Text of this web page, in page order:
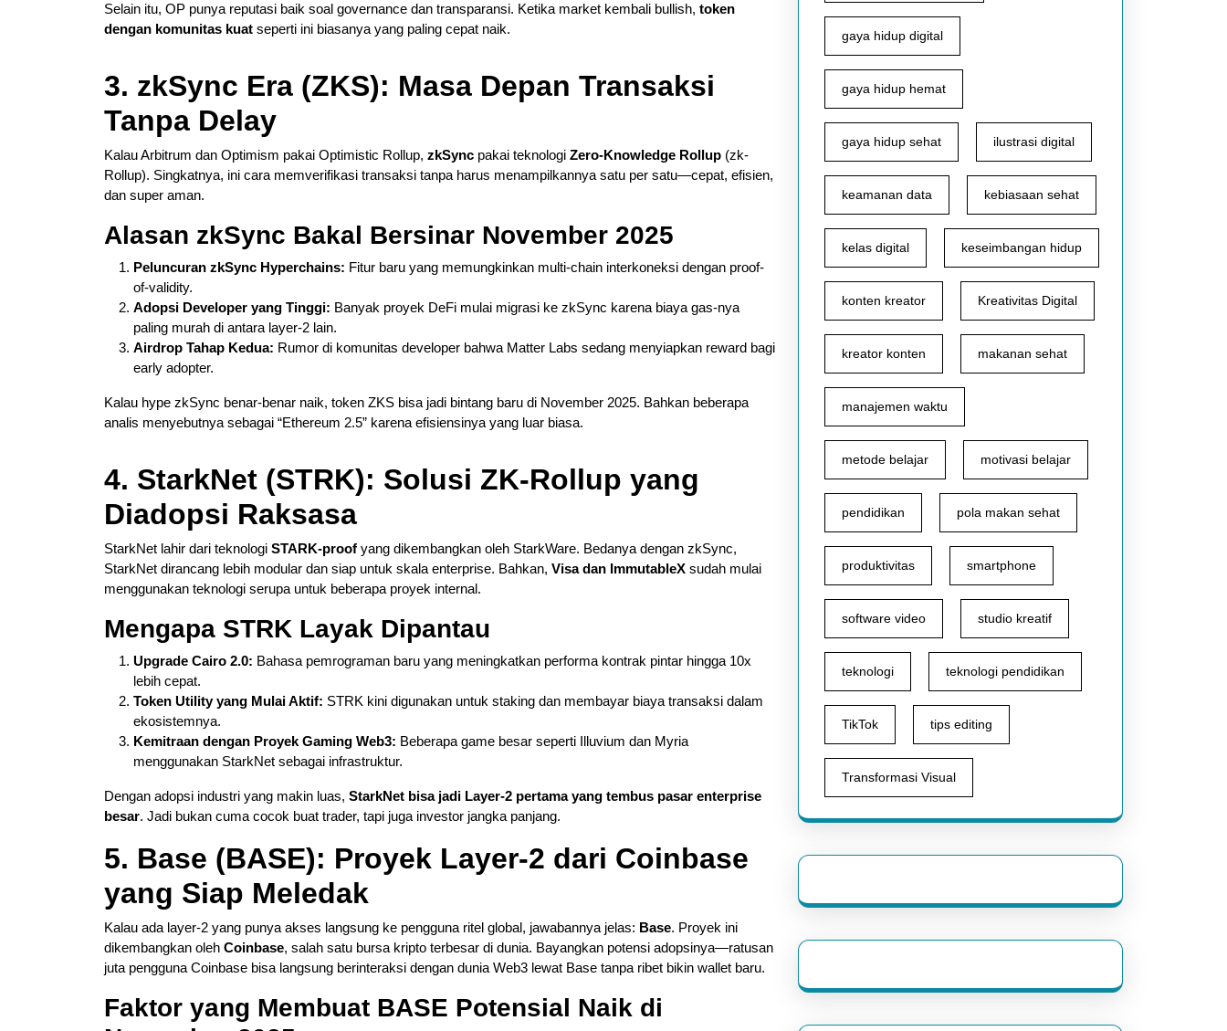
Selain itu, OP punya reputasi baik soal governance dan transparansi. Ketika market kembali bullish, token
dengan komunitas kuat seperti ini biasanya yang paling cepat naik.
3. zkSync Era (ZKS): Masa Depan Transaksi
Tanpa Delay
Kalau Arbitrum dan Optimism pakai Optimistic Rollup, zkSync pakai teknologi Zero-Knowledge Rollup (zk-
Rollup). Singkatnya, ini cara memverifikasi transaksi tanpa harus menampilkannya satu per satu—cepat, efisien,
dan super aman.
Alasan zkSync Bakal Bersinar November 2025
Peluncuran zkSync Hyperchains: Fitur baru yang memungkinkan multi-chain interkoneksi dengan proof-
of-validity.
Adopsi Developer yang Tinggi: Banyak proyek DeFi mulai migrasi ke zkSync karena biaya gas-nya
paling murah di antara layer-2 lain.
Airdrop Tahap Kedua: Rumor di komunitas developer bahwa Matter Labs sedang menyiapkan reward bagi
early adopter.
Kalau hype zkSync benar-benar naik, token ZKS bisa jadi bintang baru di November 2025. Bahkan beberapa
analis menyebutnya sebagai “Ethereum 2.5” karena efisiensinya yang luar biasa.
4. StarkNet (STRK): Solusi ZK-Rollup yang
Diadopsi Raksasa
StarkNet lahir dari teknologi STARK-proof yang dikembangkan oleh StarkWare. Bedanya dengan zkSync,
StarkNet dirancang lebih modular dan siap untuk skala enterprise. Bahkan, Visa dan ImmutableX sudah mulai
menggunakan teknologi serupa untuk beberapa proyek internal.
Mengapa STRK Layak Dipantau
Upgrade Cairo 2.0: Bahasa pemrograman baru yang meningkatkan performa kontrak pintar hingga 10x
lebih cepat.
Token Utility yang Mulai Aktif: STRK kini digunakan untuk staking dan membayar biaya transaksi dalam
ekosistemnya.
Kemitraan dengan Proyek Gaming Web3: Beberapa game besar seperti Illuvium dan Myria
menggunakan StarkNet sebagai infrastruktur.
Dengan adopsi industri yang makin luas, StarkNet bisa jadi Layer-2 pertama yang tembus pasar enterprise
besar. Jadi bukan cuma cocok buat trader, tapi juga investor jangka panjang.
5. Base (BASE): Proyek Layer-2 dari Coinbase
yang Siap Meledak
Kalau ada layer-2 yang punya akses langsung ke pengguna ritel global, jawabannya jelas: Base. Proyek ini
dikembangkan oleh Coinbase, salah satu bursa kripto terbesar di dunia. Bayangkan potensi adopsinya—ratusan
juta pengguna Coinbase bisa langsung berinteraksi dengan dunia Web3 lewat Base tanpa ribet bikin wallet baru.
Faktor yang Membuat BASE Potensial Naik di
gaya hidup digital
gaya hidup hemat
gaya hidup sehat ilustrasi digital
keamanan data kebiasaan sehat
kelas digital keseimbangan hidup
konten kreator Kreativitas Digital
kreator konten makanan sehat
manajemen waktu
metode belajar motivasi belajar
pendidikan pola makan sehat
produktivitas smartphone
software video studio kreatif
teknologi teknologi pendidikan
TikTok tips editing
Transformasi Visual